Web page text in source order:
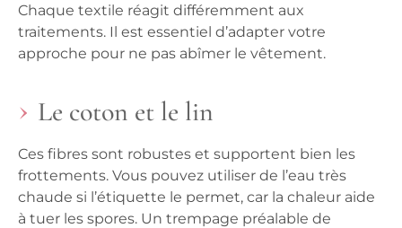
Chaque textile réagit différemment aux
traitements. Il est essentiel d’adapter votre
approche pour ne pas abîmer le vêtement.
Le coton et le lin
Ces fibres sont robustes et supportent bien les
frottements. Vous pouvez utiliser de l’eau très
chaude si l’étiquette le permet, car la chaleur aide
à tuer les spores. Un trempage préalable de